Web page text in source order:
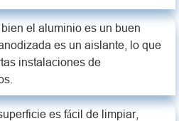
el aluminio es un buen
es un aislante, lo que
instalaciones de
es fácil de limpiar,